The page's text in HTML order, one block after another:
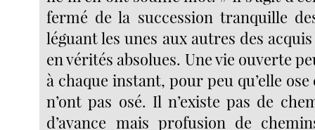
fermé de la succession tranquille
léguant les unes aux autres des
en vérités absolues. Une vie ouverte
à chaque instant, pour peu qu’elle
n’ont pas osé. Il n’existe pas de
d’avance mais profusion de